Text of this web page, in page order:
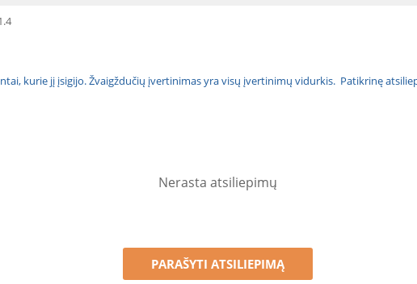
kurie jį įsigijo. Žvaigždučių įvertinimas yra visų įvertinimų vidurkis. Patikrinę
Nerasta atsiliepimų
PARAŠYTI ATSILIEPIMĄ